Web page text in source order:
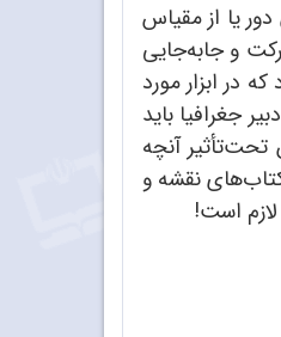
یا از مقیاس
و جابه‌جایی
در ابزار مورد
جغرافیا باید
آنچه
نقشه و
است!